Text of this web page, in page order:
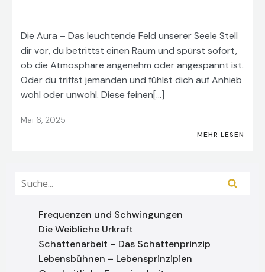
Die Aura – Das leuchtende Feld unserer Seele Stell
dir vor, du betrittst einen Raum und spürst sofort,
ob die Atmosphäre angenehm oder angespannt ist.
Oder du triffst jemanden und fühlst dich auf Anhieb
wohl oder unwohl. Diese feinen[…]
Mai 6, 2025
MEHR LESEN
Frequenzen und Schwingungen
Die Weibliche Urkraft
Schattenarbeit – Das Schattenprinzip
Lebensbühnen – Lebensprinzipien